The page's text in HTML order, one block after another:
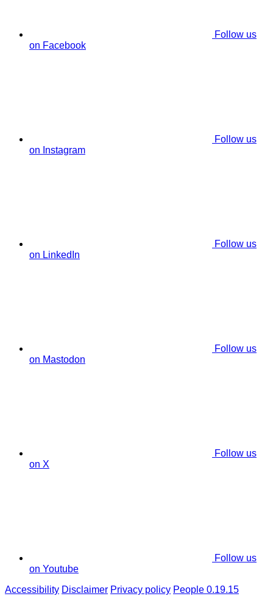
Follow us
on Facebook
Follow us
on Instagram
Follow us
on LinkedIn
Follow us
on Mastodon
Follow us
on X
Follow us
on Youtube
Accessibility Disclaimer Privacy policy People 0.19.15